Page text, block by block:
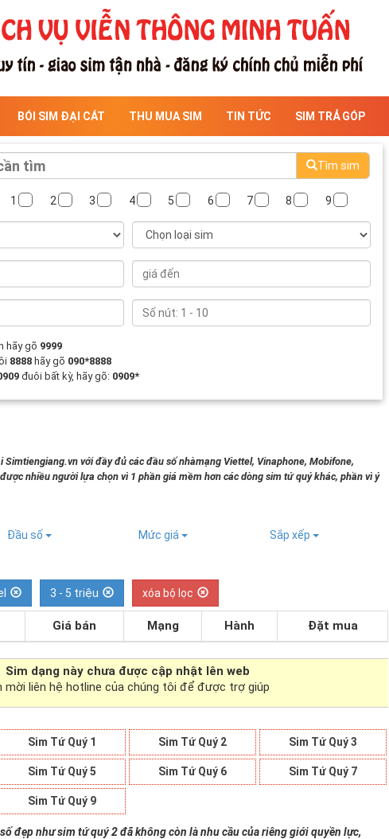
BÓI SIM ĐẠI CÁT THU MUA SIM TIN TỨC SIM TRẢ GÓP
Tìm sim
1 2 3 4 5 6 7 8 9
hãy gõ 9999
8888 hãy gõ 090*8888
đuôi bất kỳ, hãy gõ: 0909*
Simtiengiang.vn với đầy đủ các đầu số nhàmạng Viettel, Vinaphone, Mobifone,
nhiều người lựa chọn vì 1 phần giá mềm hơn các dòng sim tứ quý khác, phần vì ý
Đầu số Mức giá Sắp xếp
3 - 5 triệu xóa bộ lọc
Giá bán Mạng Hành Đặt mua
Sim dạng này chưa được cập nhật lên web
mời liên hệ hotline của chúng tôi để được trợ giúp
Sim Tứ Quý 1 Sim Tứ Quý 2 Sim Tứ Quý 3
Sim Tứ Quý 5 Sim Tứ Quý 6 Sim Tứ Quý 7
Sim Tứ Quý 9
đẹp như sim tứ quý 2 đã không còn là nhu cầu của riêng giới quyền lực,